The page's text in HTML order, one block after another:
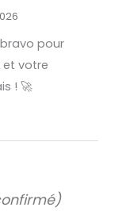
pour
et votre
! 🚀